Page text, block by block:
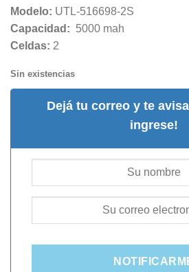
Modelo: UTL-516698-2S
Capacidad: 5000 mah
Celdas: 2
Sin existencias
Dejá tu correo y te
ingrese!